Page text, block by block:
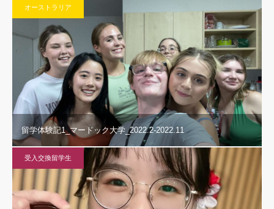
オーストラリア
留学体験記1_マードック大学_2022.2-2022.11
受入交換留学生